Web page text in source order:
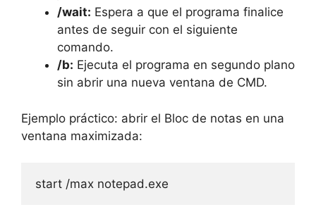
/wait: Espera a que el programa finalice
antes de seguir con el siguiente
comando.
/b: Ejecuta el programa en segundo plano
sin abrir una nueva ventana de CMD.
Ejemplo práctico: abrir el Bloc de notas en una
ventana maximizada:
start /max notepad.exe